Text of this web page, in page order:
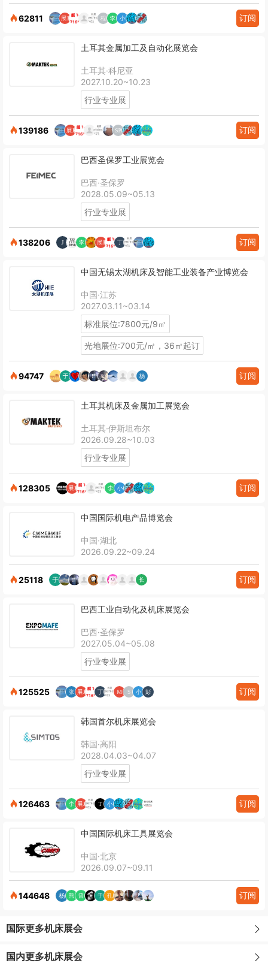
62811 订阅
土耳其金属加工及自动化展览会
土耳其·科尼亚
2027.10.20~10.23
行业专业展
139186 订阅
巴西圣保罗工业展览会
巴西·圣保罗
2028.05.09~05.13
行业专业展
138206 订阅
中国无锡太湖机床及智能工业装备产业博览会
中国·江苏
2027.03.11~03.14
标准展位:7800元/9㎡
光地展位:700元/㎡，36㎡起订
94747 订阅
土耳其机床及金属加工展览会
土耳其·伊斯坦布尔
2026.09.28~10.03
行业专业展
128305 订阅
中国国际机电产品博览会
中国·湖北
2026.09.22~09.24
25118 订阅
巴西工业自动化及机床展览会
巴西·圣保罗
2027.05.04~05.08
行业专业展
125525 订阅
韩国首尔机床展览会
韩国·高阳
2028.04.03~04.07
行业专业展
126463 订阅
中国国际机床工具展览会
中国·北京
2026.09.07~09.11
144648 订阅
国际更多机床展会
国内更多机床展会